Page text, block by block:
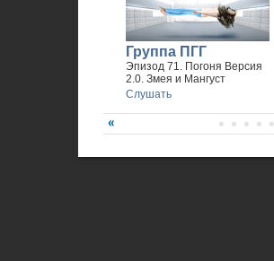
Группа ПГГ
Эпизод 71. Погоня Версия
2.0. Змея и Мангуст
Слушать